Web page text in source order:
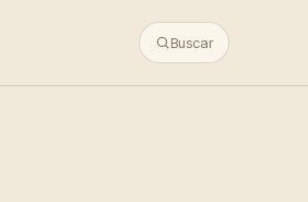
Buscar